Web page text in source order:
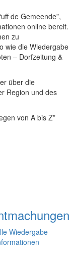
de Gemeende”,
online bereit.
zu
wie die Wiedergabe
– Dorfzeitung &
über die
Region und des
von A bis Z”
Wiedergabe